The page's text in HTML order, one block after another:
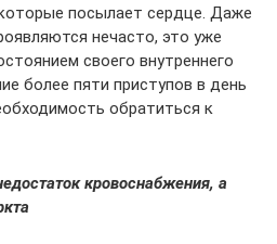
посылает сердце. Даже
нечасто, это уже
своего внутреннего
более пяти приступов в день
обратиться к
кровоснабжения, а